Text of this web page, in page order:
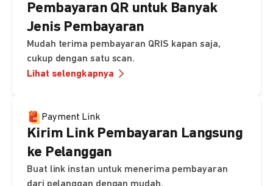
Pembayaran QR untuk Banyak
Jenis Pembayaran
Mudah terima pembayaran QRIS kapan saja,
cukup dengan satu scan.
Lihat selengkapnya
Payment Link
Kirim Link Pembayaran Langsung
ke Pelanggan
Buat link instan untuk menerima pembayaran
dari pelanggan dengan mudah.